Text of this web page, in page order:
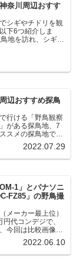
奈川周辺おすす
シギやチドリを観
下6つ紹介しま
地を訪れ、シギや
辺おすすめ探鳥
行ける「野鳥観察
がある探鳥地、7
スメの探鳥地で
にいる野鳥、海や
になりました。街
2022.07.29
1」とパナソニ
FZ85」の野鳥撮
メーカー最上位）
代コンデジで、
今回は比較画像を
用しているのです
」を使い始めたと
2022.06.10